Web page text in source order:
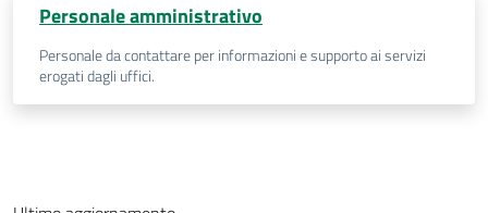
Personale amministrativo
Personale da contattare per informazioni e supporto ai servizi
erogati dagli uffici.